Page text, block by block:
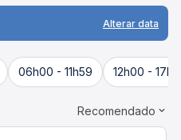
Alterar data
06h00 - 11h59 12h00 -
Recomendado